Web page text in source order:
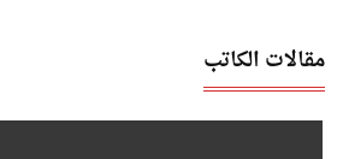
مقالات الكاتب